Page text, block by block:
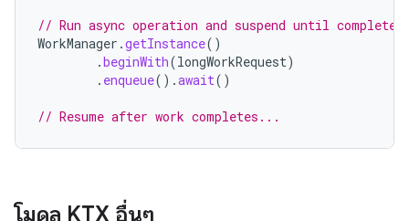
// Run async operation and suspend until
WorkManager .getInstance()
.beginWith(longWorkRequest)
. enqueue().await()
// Resume after work completes...
โมดูล KTX อื่นๆ